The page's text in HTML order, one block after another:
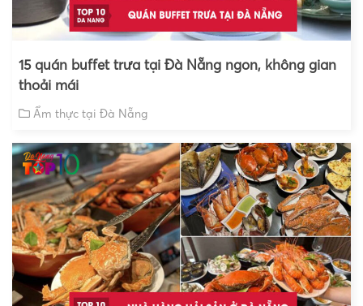
15 quán buffet trưa tại Đà Nẵng ngon, không gian
thoải mái
Ẩm thực tại Đà Nẵng